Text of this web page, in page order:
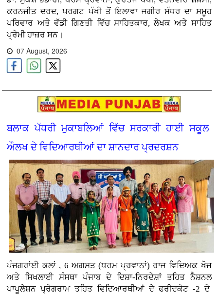
ਕਰਨਜੀਤ ਦਰਦ, ਪਰਗਟ ਪੱਖੀ ਤੋਂ ਇਲਾਵਾ ਜਗੀਰ ਸੱਧਰ ਦਾ ਸਮੂਹ
ਪਰਿਵਾਰ ਅਤੇ ਵੱਡੀ ਗਿਣਤੀ ਵਿੱਚ ਸਾਹਿਤਕਾਰ, ਲੇਖਕ ਅਤੇ ਸਾਹਿਤ
ਪ੍ਰੇਮੀ ਹਾਜ਼ਰ ਸਨ।
07 August, 2026
ਬਲਾਕ ਪੱਧਰੀ ਮੁਕਾਬਲਿਆਂ ਵਿੱਚ ਸਰਕਾਰੀ ਹਾਈ ਸਕੂਲ
ਔਲਖ ਦੇ ਵਿਦਿਆਰਥੀਆਂ ਦਾ ਸ਼ਾਨਦਾਰ ਪ੍ਰਦਰਸ਼ਨ
ਪੰਜਗਰਾਂਈ ਕਲਾਂ , 6 ਅਗਸਤ (ਧਰਮ ਪ੍ਰਵਾਨਾਂ) ਰਾਜ ਵਿਦਿਅਕ ਖੋਜ
ਅਤੇ ਸਿਖਲਾਈ ਸੰਸਥਾ ਪੰਜਾਬ ਦੇ ਦਿਸ਼ਾ-ਨਿਰਦੇਸ਼ਾਂ ਤਹਿਤ ਨੈਸ਼ਨਲ
ਪਾਪੂਲੇਸ਼ਨ ਪ੍ਰੋਗਰਾਮ ਤਹਿਤ ਵਿਦਿਆਰਥੀਆਂ ਦੇ ਫਰੀਦਕੋਟ -2 ਦੇ